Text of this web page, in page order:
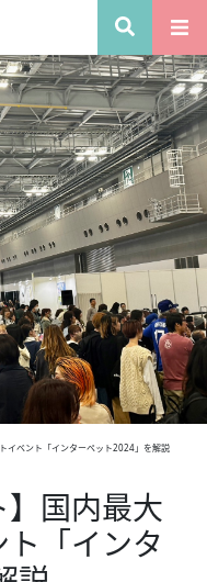
イベント「インターペット2024」を解説
】国内最大
「インタ